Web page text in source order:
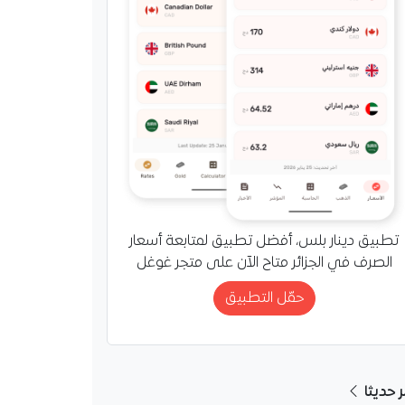
تطبيق دينار بلس، أفضل تطبيق لمتابعة أسعار
الصرف في الجزائر متاح الآن على متجر غوغل
حمّل التطبيق
حديثا